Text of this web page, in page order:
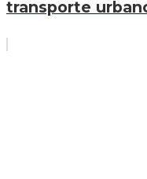
transporte